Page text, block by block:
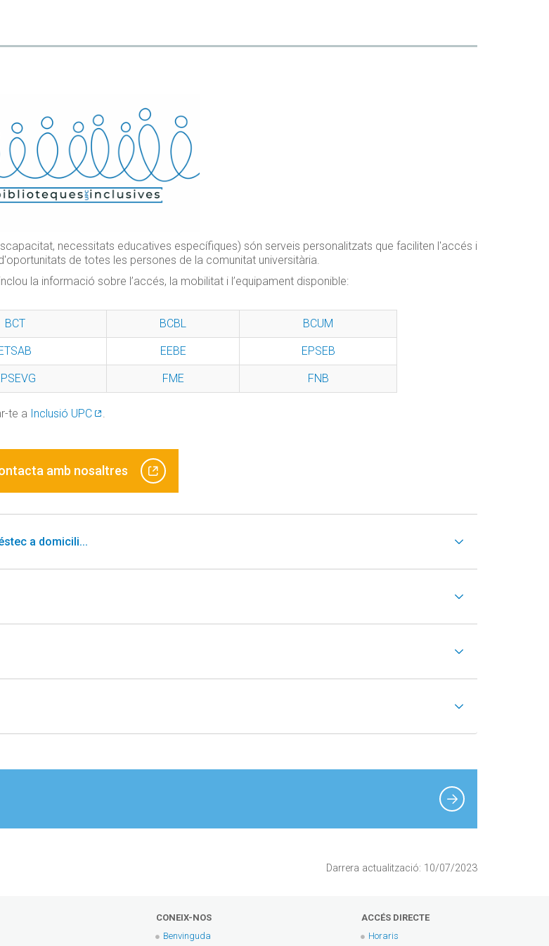
necessitats educatives específiques) són serveis personalitzats que faciliten l'accés i
de totes les persones de la comunitat universitària.
la informació sobre l’accés, la mobilitat i l’equipament disponible:
BCT BCBL BCUM
EEBE EPSEB
FME FNB
te a Inclusió UPC .
amb nosaltres
a domicili...
Darrera actualització: 10/07/2023
CONEIX-NOS
Benvinguda
ACCÉS DIRECTE
Horaris